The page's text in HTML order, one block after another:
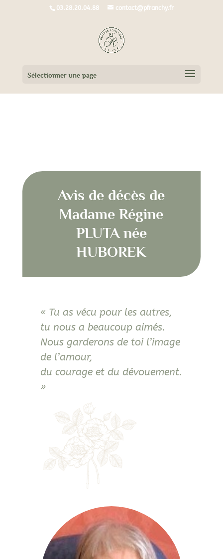
03.28.20.04.88 contact@pfranchy.fr
Sélectionner une page
Avis de décès de
Madame Régine
PLUTA née
HUBOREK
« Tu as vécu pour les autres,
tu nous a beaucoup aimés.
Nous garderons de toi l’image
de l’amour,
du courage et du dévouement.
»